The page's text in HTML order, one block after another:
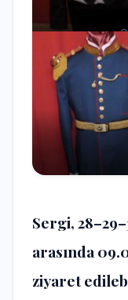
Sergi,
arasında
ziyaret